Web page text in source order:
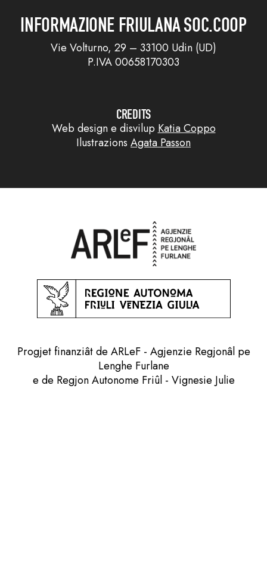
INFORMAZIONE FRIULANA SOC.COOP
Vie Volturno, 29 – 33100 Udin (UD)
P.IVA 00658170303
CREDITS
Web design e disvilup Katia Coppo
Ilustrazions Agata Passon
Progjet finanziât de ARLeF - Agjenzie Regjonâl pe
Lenghe Furlane
e de Regjon Autonome Friûl - Vignesie Julie